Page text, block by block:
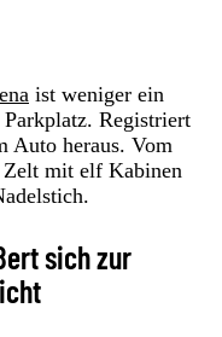
ist weniger ein
Registriert
Auto heraus. Vom
Zelt mit elf Kabinen
sich zur